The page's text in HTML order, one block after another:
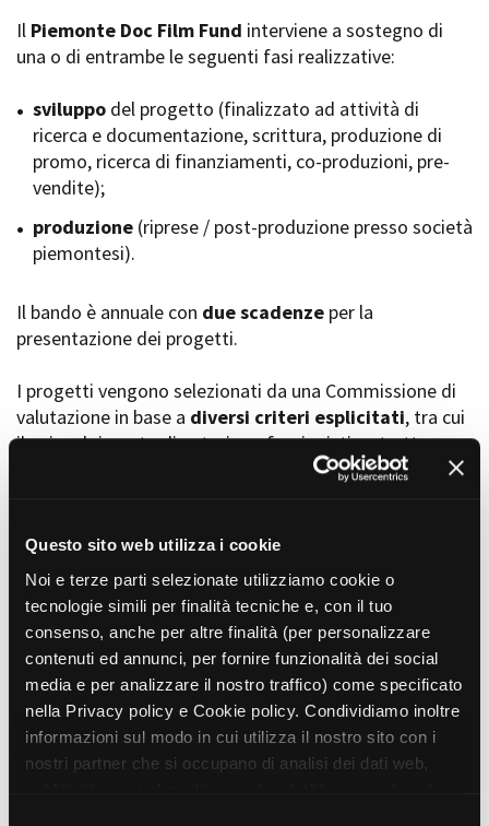
Questo sito web utilizza i cookie
Noi e terze parti selezionate utilizziamo cookie o
tecnologie simili per finalità tecniche e, con il tuo
consenso, anche per altre finalità (per personalizzare
contenuti ed annunci, per fornire funzionalità dei social
media e per analizzare il nostro traffico) come specificato
nella Privacy policy e Cookie policy. Condividiamo inoltre
informazioni sul modo in cui utilizza il nostro sito con i
nostri partner che si occupano di analisi dei dati web,
Attrici-Attori
Beginners
LOCATION GUIDE
FILM DATABASE
BOOK DATABASE
NEWS
CASTING
Location - Accedi al tuo
profilo
Newsletter
Lavora con noi
Stage - Tirocini - Scuola e
Lavoro
per affidamento lavori in
economia
Amministrazione trasparente
Bandi e gare
Whistleblowing
Il Piemonte Doc Film Fund interviene a sostegno di
una o di entrambe le seguenti fasi realizzative:
sviluppo del progetto (finalizzato ad attività di
ricerca e documentazione, scrittura, produzione di
promo, ricerca di finanziamenti, co-produzioni, pre-
vendite);
produzione (riprese / post-produzione presso società
piemontesi).
Il bando è annuale con due scadenze per la
presentazione dei progetti.
I progetti vengono selezionati da una Commissione di
valutazione in base a diversi criteri esplicitati, tra cui
il coinvolgimento di autori, professionisti e strutture
torinesi e piemontesi, i co-finanziamenti e l’effettiva
diffusione attraverso molteplici canali (proiezioni in sala,
canali televisivi, homevideo, piattaforme web...).
Progetti in progress
Vedi 105 progetti in progress